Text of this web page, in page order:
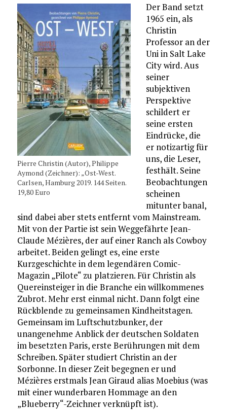
Pierre Christin (Autor), Philippe
Aymond (Zeichner): „Ost-West.
Carlsen, Hamburg 2019. 144 Seiten.
19,80 Euro
Der Band setzt
1965 ein, als
Christin
Professor an der
Uni in Salt Lake
City wird. Aus
seiner
subjektiven
Perspektive
schildert er
seine ersten
Eindrücke, die
er notizartig für
uns, die Leser,
festhält. Seine
Beobachtungen
scheinen
mitunter banal,
sind dabei aber stets entfernt vom Mainstream.
Mit von der Partie ist sein Weggefährte Jean-
Claude Mézières, der auf einer Ranch als Cowboy
arbeitet. Beiden gelingt es, eine erste
Kurzgeschichte in dem legendären Comic-
Magazin „Pilote“ zu platzieren. Für Christin als
Quereinsteiger in die Branche ein willkommenes
Zubrot. Mehr erst einmal nicht. Dann folgt eine
Rückblende zu gemeinsamen Kindheitstagen.
Gemeinsam im Luftschutzbunker, der
unangenehme Anblick der deutschen Soldaten
im besetzten Paris, erste Berührungen mit dem
Schreiben. Später studiert Christin an der
Sorbonne. In dieser Zeit begegnen er und
Mézières erstmals Jean Giraud alias Moebius (was
mit einer wunderbaren Hommage an den
„Blueberry“-Zeichner verknüpft ist).